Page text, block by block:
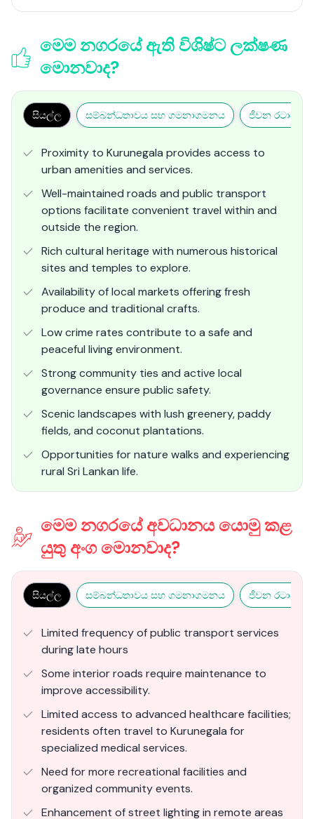
මෙම නගරයේ ඇති විශිෂ්ට ලක්ෂණ
මොනවාද?
සියල්ල සම්බන්ධතාවය සහ ගමනාගමනය ජීවන රටාව
Proximity to Kurunegala provides access to
urban amenities and services.
Well-maintained roads and public transport
options facilitate convenient travel within and
outside the region.
Rich cultural heritage with numerous historical
sites and temples to explore.
Availability of local markets offering fresh
produce and traditional crafts.
Low crime rates contribute to a safe and
peaceful living environment.
Strong community ties and active local
governance ensure public safety.
Scenic landscapes with lush greenery, paddy
fields, and coconut plantations.
Opportunities for nature walks and experiencing
rural Sri Lankan life.
මෙම නගරයේ අවධානය යොමු කළ
යුතු අංග මොනවාද?
සියල්ල සම්බන්ධතාවය සහ ගමනාගමනය ජීවන රටාව
Limited frequency of public transport services
during late hours
Some interior roads require maintenance to
improve accessibility.
Limited access to advanced healthcare facilities;
residents often travel to Kurunegala for
specialized medical services.
Need for more recreational facilities and
organized community events.
Enhancement of street lighting in remote areas